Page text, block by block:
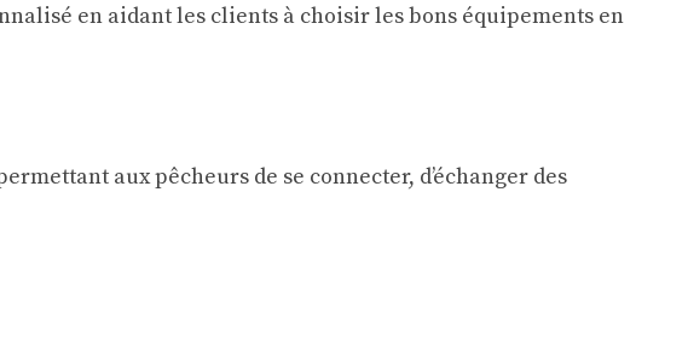
en aidant les clients à choisir les bons équipements en
aux pêcheurs de se connecter, d’échanger des